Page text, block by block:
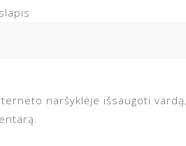
naršyklėje išsaugoti